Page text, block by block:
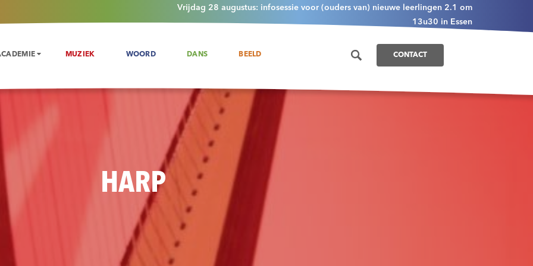
Vrijdag 28 augustus: infosessie voor (ouders van) nieuwe leerlingen 2.1 om
13u30 in Essen
MUZIEK WOORD DANS BEELD CONTACT
HARP